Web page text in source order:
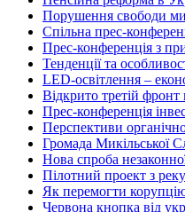
Порушення свободи
Спільна прес-
Прес-конференція з
Тенденції та
LED-освітлення –
Відкрито третій фронт
Прес-конференція
Перспективи
Громада Микільської
Нова спроба
Пілотний проект з
Як перемогти
Червона кнопка від